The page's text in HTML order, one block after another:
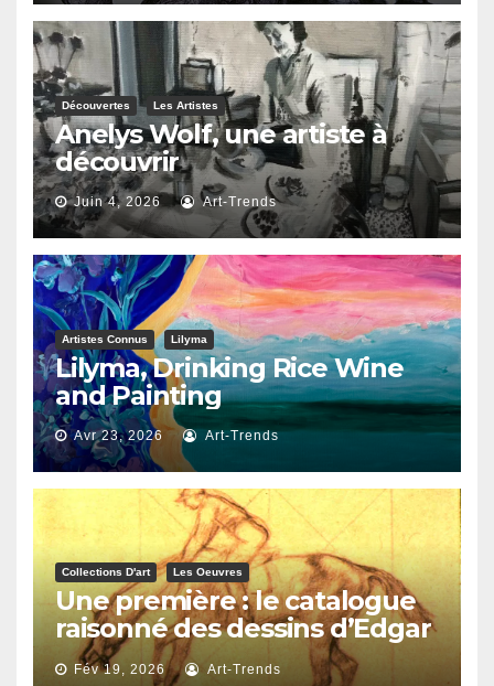
Découvertes Les Artistes
Anelys Wolf, une artiste à
découvrir
Juin 4, 2026 Art-Trends
Artistes Connus Lilyma
Lilyma, Drinking Rice Wine
and Painting
Avr 23, 2026 Art-Trends
Collections D'art Les Oeuvres
Une première : le catalogue
raisonné des dessins d’Edgar
Degas
Fév 19, 2026 Art-Trends